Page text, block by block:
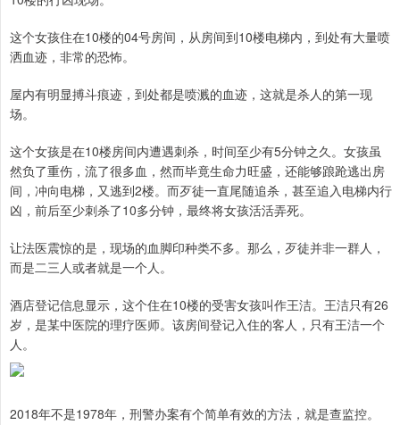
这个女孩住在10楼的04号房间，从房间到10楼电梯内，到处有大量喷
洒血迹，非常的恐怖。
屋内有明显搏斗痕迹，到处都是喷溅的血迹，这就是杀人的第一现
场。
这个女孩是在10楼房间内遭遇刺杀，时间至少有5分钟之久。女孩虽
然负了重伤，流了很多血，然而毕竟生命力旺盛，还能够踉跄逃出房
间，冲向电梯，又逃到2楼。而歹徒一直尾随追杀，甚至追入电梯内行
凶，前后至少刺杀了10多分钟，最终将女孩活活弄死。
让法医震惊的是，现场的血脚印种类不多。那么，歹徒并非一群人，
而是二三人或者就是一个人。
酒店登记信息显示，这个住在10楼的受害女孩叫作王洁。王洁只有26
岁，是某中医院的理疗医师。该房间登记入住的客人，只有王洁一个
人。
2018年不是1978年，刑警办案有个简单有效的方法，就是查监控。